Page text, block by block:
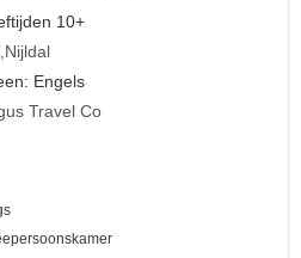
10+
Nijldal
Engels
Travel Co